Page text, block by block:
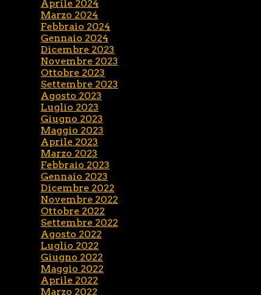
Aprile 2024
Marzo 2024
Febbraio 2024
Gennaio 2024
Dicembre 2023
Novembre 2023
Ottobre 2023
Settembre 2023
Agosto 2023
Luglio 2023
Giugno 2023
Maggio 2023
Aprile 2023
Marzo 2023
Febbraio 2023
Gennaio 2023
Dicembre 2022
Novembre 2022
Ottobre 2022
Settembre 2022
Agosto 2022
Luglio 2022
Giugno 2022
Maggio 2022
Aprile 2022
Marzo 2022